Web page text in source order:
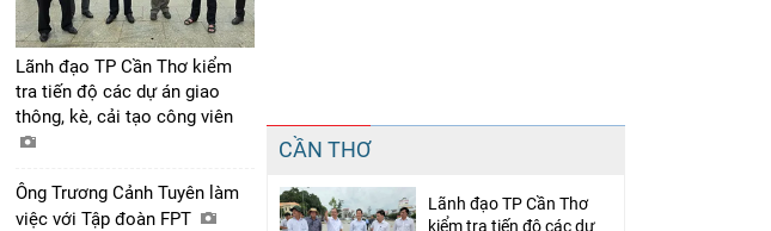
Chia sẻ
Lãnh đạo TP Cần Thơ kiểm
tra tiến độ các dự án giao
thông, kè, cải tạo công viên
Ông Trương Cảnh Tuyên làm
việc với Tập đoàn FPT
CẦN THƠ
Lãnh đạo TP Cần Thơ
kiểm tra tiến độ các dự